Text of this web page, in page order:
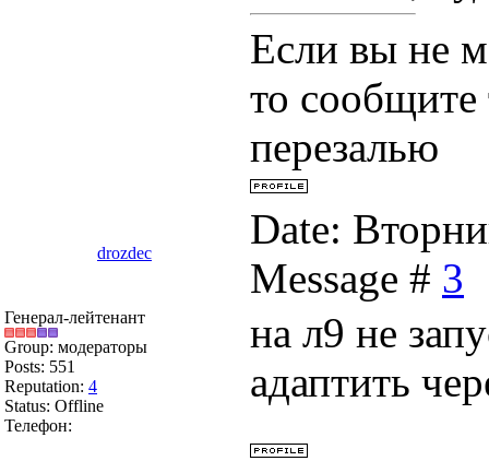
Если вы не
то сообщите
перезалью
drozdec
Date:
Message # 3
Генерал-лейтенант
Group: модераторы
Posts: 551
Reputation: 4
Status: Offline
Телефон:
на л9 не
адаптить